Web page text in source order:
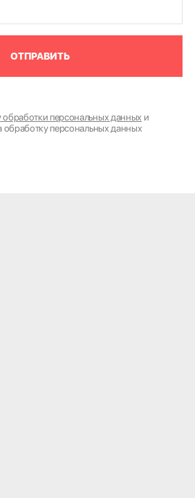
ОТПРАВИТЬ
обработки персональных данных и
обработку персональных данных